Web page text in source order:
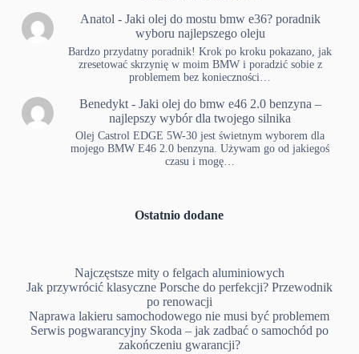
Anatol- Jaki olej do mostu bmw e36? poradnik
wyboru najlepszego oleju
Bardzo przydatny poradnik! Krok po kroku pokazano, jak
zresetować skrzynię w moim BMW i poradzić sobie z
problemem bez konieczności…
Benedykt- Jaki olej do bmw e46 2.0 benzyna –
najlepszy wybór dla twojego silnika
Olej Castrol EDGE 5W-30 jest świetnym wyborem dla
mojego BMW E46 2.0 benzyna. Używam go od jakiegoś
czasu i mogę…
Ostatnio dodane
Najczęstsze mity o felgach aluminiowych
Jak przywrócić klasyczne Porsche do perfekcji? Przewodnik
po renowacji
Naprawa lakieru samochodowego nie musi być problemem
Serwis pogwarancyjny Skoda – jak zadbać o samochód po
zakończeniu gwarancji?